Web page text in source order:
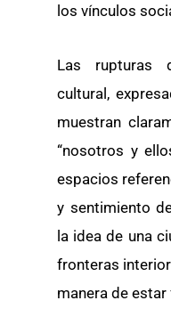
los vínculos
Las rupturas
cultural,
muestran
“nosotros y
espacios
y sentimiento
la idea de una
fronteras
manera de